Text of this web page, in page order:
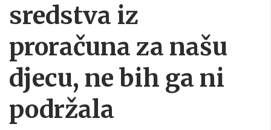
sredstva iz
proračuna za našu
djecu, ne bih ga ni
podržala